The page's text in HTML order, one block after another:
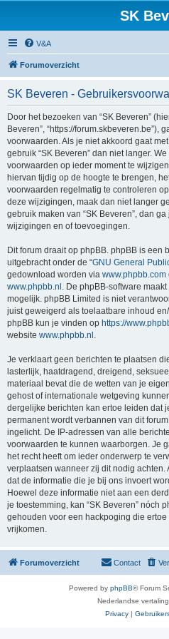
SK
V&A
Forumoverzicht
SK Beveren -
Door het bezoeken van “SK Beveren”
Beveren”, “https://forum.skbeveren.be”),
voorwaarden. Als je niet akkoord gaat
gebruik “SK Beveren” dan niet langer.
voorwaarden op ieder moment te
hiervan tijdig op de hoogte te brengen,
voorwaarden regelmatig te controleren
deze wijzigingen, maak dan niet langer
gebruik maken van “SK Beveren”, dan
wijzigingen en of toevoegingen.
Dit forum draait op phpBB. phpBB is een
uitgebracht onder de “GNU General
gedownload worden via www.phpbb.com
www.phpbb.nl . De phpBB-software
mogelijk. phpBB Limited is niet
juist geweigerd als toelaatbare inhoud
phpBB kun je vinden op https://
website www.phpbb.nl .
Je verklaart geen berichten te plaatsen
lasterlijk, haatdragend, dreigend,
materiaal bevat die de wetten van je
gehost of internationale wetgeving
dergelijke berichten kan ertoe leiden dat
permanent wordt verbannen van dit
ingelicht. De IP-adressen van alle
voorwaarden te kunnen waarborgen. Je
het recht heeft om ieder onderwerp te
verplaatsen wanneer zij dit nodig
dat de informatie die je bij ons invoert
Hoewel deze informatie niet aan een
je toestemming, kan “SK Beveren” nóch
gehouden voor een hackpoging die
vrijkomen.
Forumoverzicht Contact
Powered by phpBB® Forum
Nederlandse
Privacy |